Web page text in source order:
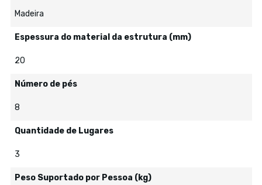
Madeira
Espessura do material da estrutura (mm)
20
Número de pés
8
Quantidade de Lugares
3
Peso Suportado por Pessoa (kg)